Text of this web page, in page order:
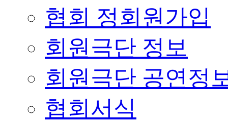
협회 정회원가입
회원극단 정보
회원극단 공연정
협회서식